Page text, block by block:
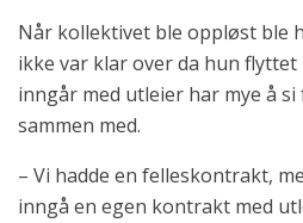
Når kollektivet ble oppløst ble
ikke var klar over da hun
inngår med utleier har mye å
sammen med.
– Vi hadde en felleskontrakt,
inngå en egen kontrakt med